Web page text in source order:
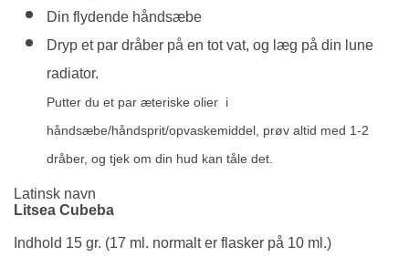
Din flydende håndsæbe
Dryp et par dråber på en tot vat, og læg på din lune
radiator.
Putter du et par æteriske olier i
håndsæbe/håndsprit/opvaskemiddel, prøv altid med 1-2
dråber, og tjek om din hud kan tåle det.
Latinsk navn
Litsea Cubeba
Indhold 15 gr. (17 ml. normalt er flasker på 10 ml.)